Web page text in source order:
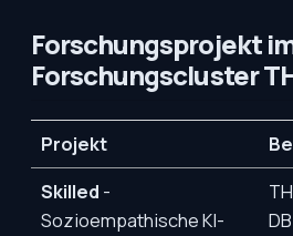
Forschungsprojekt
Forschungscluster
Projekt
Skilled -
Sozioempathische KI-